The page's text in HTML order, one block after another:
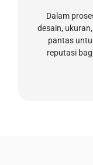
Dalam
desain,
pantas
reputasi